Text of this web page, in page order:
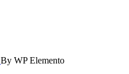
By WP Elemento